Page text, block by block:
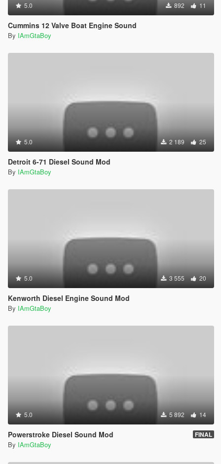
5.0 892 11
Cummins 12 Valve Boat Engine Sound
By IAmGtaBoy
5.0 2 189 25
Detroit 6-71 Diesel Sound Mod
By IAmGtaBoy
5.0 3 555 20
Kenworth Diesel Engine Sound Mod
By IAmGtaBoy
5.0 5 892 14
Powerstroke Diesel Sound Mod FINAL
By IAmGtaBoy